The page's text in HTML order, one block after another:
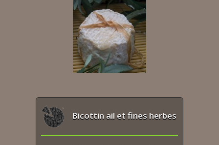
Bicottin ail et fines herbes